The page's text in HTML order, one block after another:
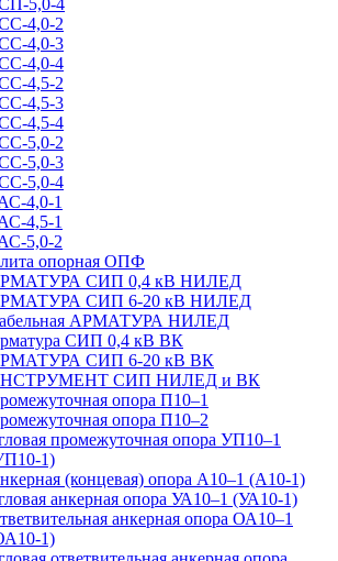
4,0-2
4,0-3
4,0-4
4,5-2
4,5-3
4,5-4
5,0-2
5,0-3
5,0-4
4,0-1
4,5-1
5,0-2
опорная ОПФ
СИП 0,4 кВ НИЛЕД
СИП 6-20 кВ НИЛЕД
АРМАТУРА НИЛЕД
СИП 0,4 кВ ВК
СИП 6-20 кВ ВК
СИП НИЛЕД и ВК
опора П10–1
опора П10–2
промежуточная опора УП10–1
1)
(концевая) опора А10–1 (А10-1)
анкерная опора УА10–1 (УА10-1)
анкерная опора ОА10–1
1)